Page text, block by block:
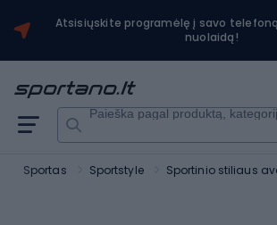
Atsisiųskite programėlę į savo telefoną
nuolaidą!
Paieška pagal produktą,
Sportas Sportstyle Sportinio stiliaus